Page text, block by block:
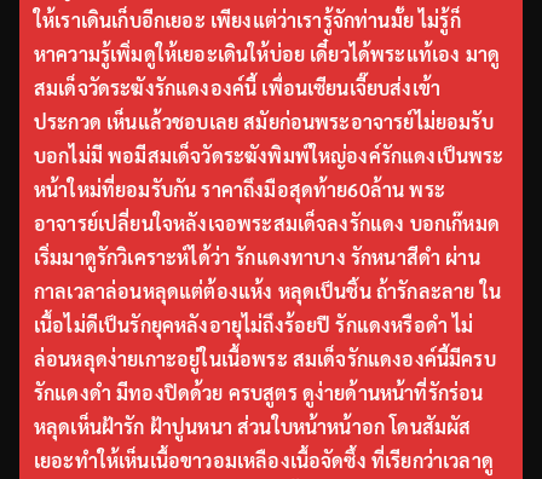
ให้เราเดินเก็บอีกเยอะ เพียงแต่ว่าเรารู้จักท่านมั้ย ไม่รู้ก็
หาความรู้เพิ่มดูให้เยอะเดินให้บ่อย เดี๋ยวได้พระแท้เอง มาดู
สมเด็จวัดระฆังรักแดงองค์นี้ เพื่อนเซียนเจี๊ยบส่งเข้า
ประกวด เห็นแล้วชอบเลย สมัยก่อนพระอาจารย์ไม่ยอมรับ
บอกไม่มี พอมีสมเด็จวัดระฆังพิมพ์ใหญ่องค์รักแดงเป็นพระ
หน้าใหม่ที่ยอมรับกัน ราคาถึงมือสุดท้าย60ล้าน พระ
อาจารย์เปลี่ยนใจหลังเจอพระสมเด็จลงรักแดง บอกเก๊หมด
เริ่มมาดูรักวิเคราะห์ได้ว่า รักแดงทาบาง รักหนาสีดำ ผ่าน
กาลเวลาล่อนหลุดแต่ต้องแห้ง หลุดเป็นชิ้น ถ้ารักละลาย ใน
เนื้อไม่ดีเป็นรักยุคหลังอายุไม่ถึงร้อยปี รักแดงหรือดำ ไม่
ล่อนหลุดง่ายเกาะอยู่ในเนื้อพระ สมเด็จรักแดงองค์นี้มีครบ
รักแดงดำ มีทองปิดด้วย ครบสูตร ดูง่ายด้านหน้าที่รักร่อน
หลุดเห็นฝ้ารัก ฝ้าปูนหนา ส่วนใบหน้าหน้าอก โดนสัมผัส
เยอะทำให้เห็นเนื้อขาวอมเหลืองเนื้อจัดซึ้ง ที่เรียกว่าเวลาดู